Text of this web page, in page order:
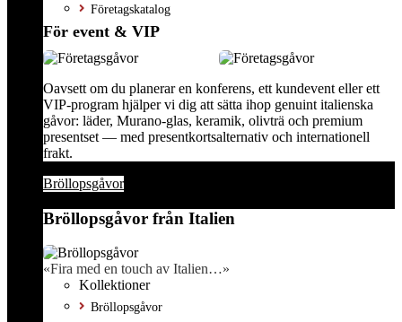
Företagskatalog
För event & VIP
Oavsett om du planerar en konferens, ett kundevent eller ett
VIP-program hjälper vi dig att sätta ihop genuint italienska
gåvor: läder, Murano-glas, keramik, olivträ och premium
presentset — med presentkortsalternativ och internationell
frakt.
Bröllopsgåvor
Bröllopsgåvor från Italien
«Fira med en touch av Italien…»
Kollektioner
Bröllopsgåvor